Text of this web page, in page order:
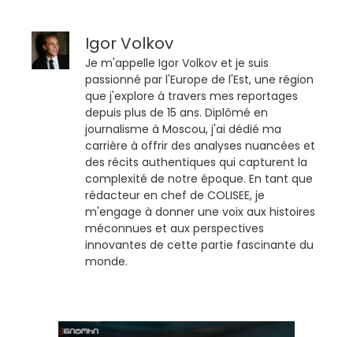
Igor Volkov
Je m'appelle Igor Volkov et je suis
passionné par l'Europe de l'Est, une région
que j'explore à travers mes reportages
depuis plus de 15 ans. Diplômé en
journalisme à Moscou, j'ai dédié ma
carrière à offrir des analyses nuancées et
des récits authentiques qui capturent la
complexité de notre époque. En tant que
rédacteur en chef de COLISEE, je
m'engage à donner une voix aux histoires
méconnues et aux perspectives
innovantes de cette partie fascinante du
monde.